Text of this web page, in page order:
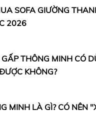
SOFA GIƯỜNG
2026
THÔNG MINH CÓ
KHÔNG?
MINH LÀ GÌ? CÓ NÊN